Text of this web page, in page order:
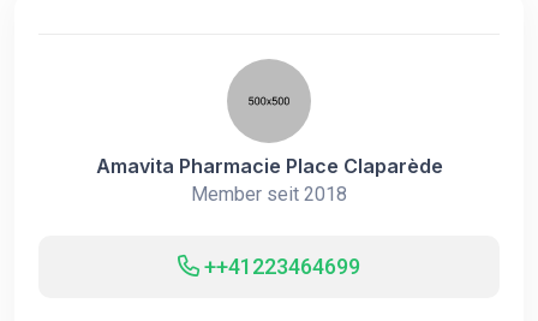
Amavita Pharmacie Place Claparède
Member seit 2018
++41223464699